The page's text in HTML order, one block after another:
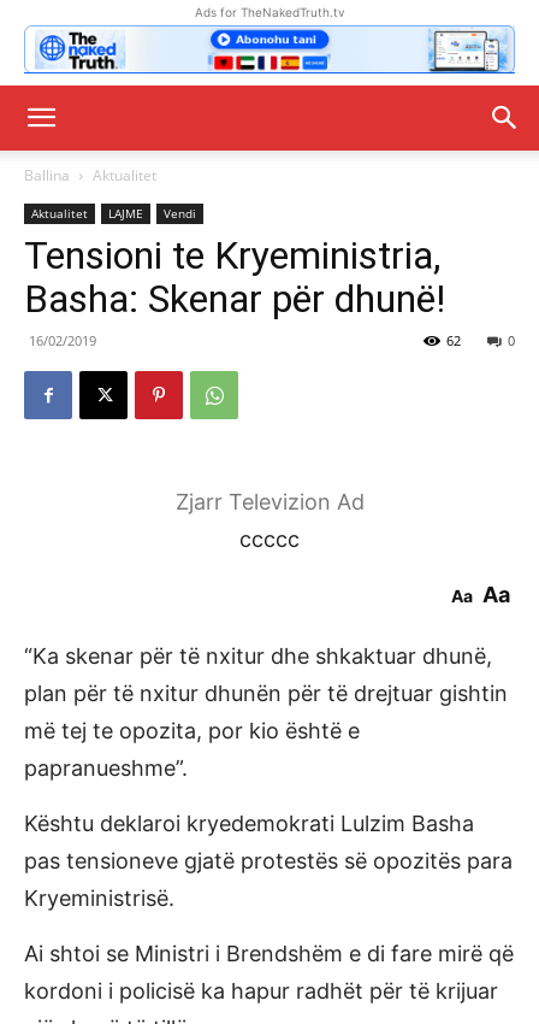
Ads for TheNakedTruth.tv
Ballina Aktualitet
Aktualitet LAJME Vendi
Tensioni te Kryeministria,
Basha: Skenar për dhunë!
16/02/2019 0
62
Zjarr Televizion Ad
ccccc
Aa Aa
“Ka skenar për të nxitur dhe shkaktuar dhunë,
plan për të nxitur dhunën për të drejtuar gishtin
më tej te opozita, por kio është e
papranueshme”.
Kështu deklaroi kryedemokrati Lulzim Basha
pas tensioneve gjatë protestës së opozitës para
Kryeministrisë.
Ai shtoi se Ministri i Brendshëm e di fare mirë që
kordoni i policisë ka hapur radhët për të krijuar